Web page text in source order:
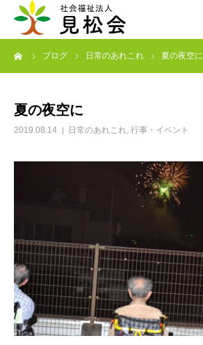
ブログ 日常のあれこれ 夏の夜空に
夏の夜空に
2019.08.14 日常のあれこれ, 行事・イベント
ブログ
お知らせ